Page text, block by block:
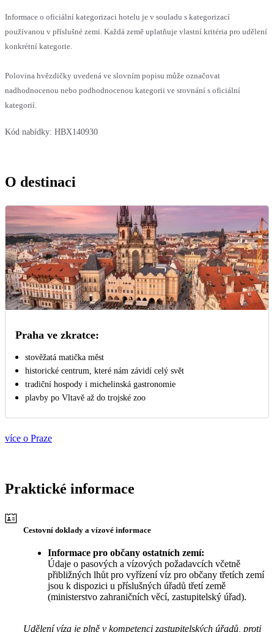
Informace o oficiální kategorizaci hotelu je v souladu s kategorizací
používanou v příslušné zemi. Každá země uplatňuje vlastní kritéria pro udělení
konkrétní kategorie.
Polovina hvězdičky uvedená ve slovním popisu může označovat
nadhodnocenou nebo podhodnocenou kategorii ve srovnání s oficiální
kategorií.
Kód nabídky: HBX140930
O destinaci
Praha ve zkratce:
stověžatá matička měst
historické centrum, které nám závidí celý svět
tradiční hospody i michelinská gastronomie
plavby po Vltavě až do trojské zoo
více o Praze
Praktické informace
Cestovní doklady a vízové informace
Informace pro občany ostatních zemí:
Údaje o pasových a vízových požadavcích včetně
přibližných lhůt pro vyřízení víz pro občany třetích zemí
jsou k dispozici u příslušných úřadů třetí země
(ministerstvo zahraničních věcí, zastupitelský úřad).
Udělení víza je plně v kompetenci zastupitelských úřadů, proti